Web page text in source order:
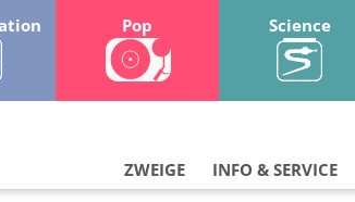
Pop Science
INFO & SERVICE
ZWEIGE